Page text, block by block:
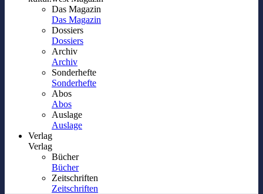
Das Magazin
Das Magazin
Dossiers
Dossiers
Archiv
Archiv
Sonderhefte
Sonderhefte
Abos
Abos
Auslage
Auslage
Verlag
Verlag
Bücher
Bücher
Zeitschriften
Zeitschriften